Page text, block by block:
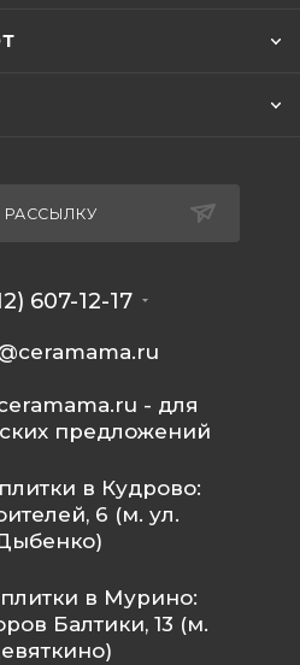
РАССЫЛКУ
607-12-17
- для
предложений
в Кудрово:
6 (м. ул.
в Мурино:
Балтики, 13 (м.